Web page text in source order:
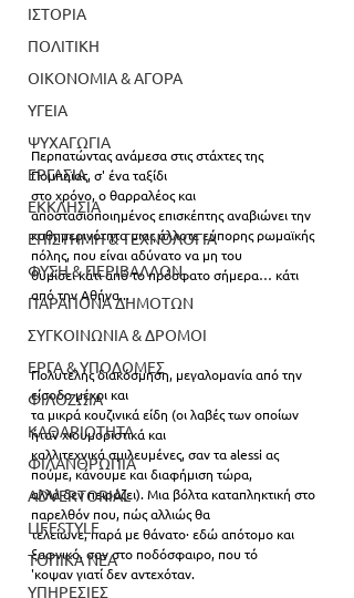
ΙΣΤΟΡΙΑ
ΠΟΛΙΤΙΚΗ
ΟΙΚΟΝΟΜΙΑ & ΑΓΟΡΑ
ΥΓΕΙΑ
ΨΥΧΑΓΩΓΙΑ
ΕΡΓΑΣΙΑ
ΕΚΚΛΗΣΙΑ
ΕΠΙΣΤΗΜΗ & ΤΕΧΝΟΛΟΓΙΑ
ΦΥΣΗ & ΠΕΡΙΒΑΛΛΟΝ
ΠΑΡΑΠΟΝΑ ΔΗΜΟΤΩΝ
ΣΥΓΚΟΙΝΩΝΙΑ & ΔΡΟΜΟΙ
ΕΡΓΑ & ΥΠΟΔΟΜΕΣ
ΦΙΛΟΖΩΙΑ
ΚΑΘΑΡΙΟΤΗΤΑ
ΦΙΛΑΝΘΡΩΠΙΑ
ADVERTORIAL
LIFESTYLE
ΤΟΠΙΚΑ ΝΕΑ
ΥΠΗΡΕΣΙΕΣ
Περπατώντας ανάμεσα στις στάχτες της
Πομπηϊας, σ' ένα ταξίδι
στο χρόνο, ο θαρραλέος και
αποστασιοποιημένος επισκέπτης αναβιώνει την
καθημερινότητα μιας άλλοτε εύπορης ρωμαϊκής
πόλης, που είναι αδύνατο να μη του
θυμίσει κάτι από το πρόσφατο σήμερα… κάτι
από την Αθήνα...
Πολυτελής διακόσμηση, μεγαλομανία από την
είσοδο μέχρι και
τα μικρά κουζινικά είδη (οι λαβές των οποίων
ήταν χιουμοριστικά και
καλλιτεχνικά σμιλευμένες, σαν τα alessi ας
πούμε, κάνουμε και διαφήμιση τώρα,
αλλά δεν πειράζει). Μια βόλτα καταπληκτική στο
παρελθόν που, πώς αλλιώς θα
τελείωνε, παρά με θάνατο· εδώ απότομο και
ξαφνικό, σαν στο ποδόσφαιρο, που τό
'κοψαν γιατί δεν αντεχόταν.